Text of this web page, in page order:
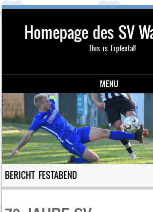
Homepage des SV
This is Erpfental!
MENU
Skip to content
BERICHT FESTABEND